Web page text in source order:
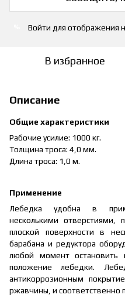
Войти для отображения
В избранное
Описание
Общие характеристики
Рабочие усилие: 1000 кг.
Толщина троса: 4,0 мм.
Длина троса: 1,0 м.
Применение
Лебедка удобна в
несколькими отверстиями,
плоской поверхности в
барабана и редуктора
любой момент остановить
положение лебедки.
антикоррозионным
ржавчины, и соответственно